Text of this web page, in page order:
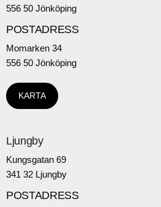
556 50 Jönköping
POSTADRESS
Momarken 34
556 50 Jönköping
KARTA
Ljungby
Kungsgatan 69
341 32 Ljungby
POSTADRESS